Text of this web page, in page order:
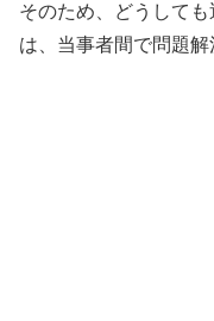
そのため、どうして
は、当事者間で問題解